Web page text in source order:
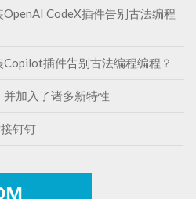
CodeX插件告别古法编程
插件告别古法编程编程？
加入了诸多新特性
钉钉